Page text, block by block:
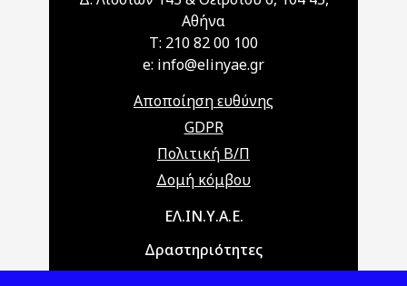
Αθήνα
T: 210 82 00 100
e: info@elinyae.gr
Αποποίηση ευθύνης
GDPR
Πολιτική Β/Π
Δομή κόμβου
Main navigationΕΛ.ΙΝ.Υ.Α.Ε.
Δραστηριότητες